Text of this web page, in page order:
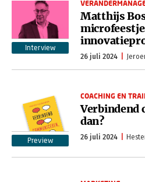
Interview
Matthijs
26 juli 2024
Preview
COACHING EN
Verbindend
dan?
26 juli 2024